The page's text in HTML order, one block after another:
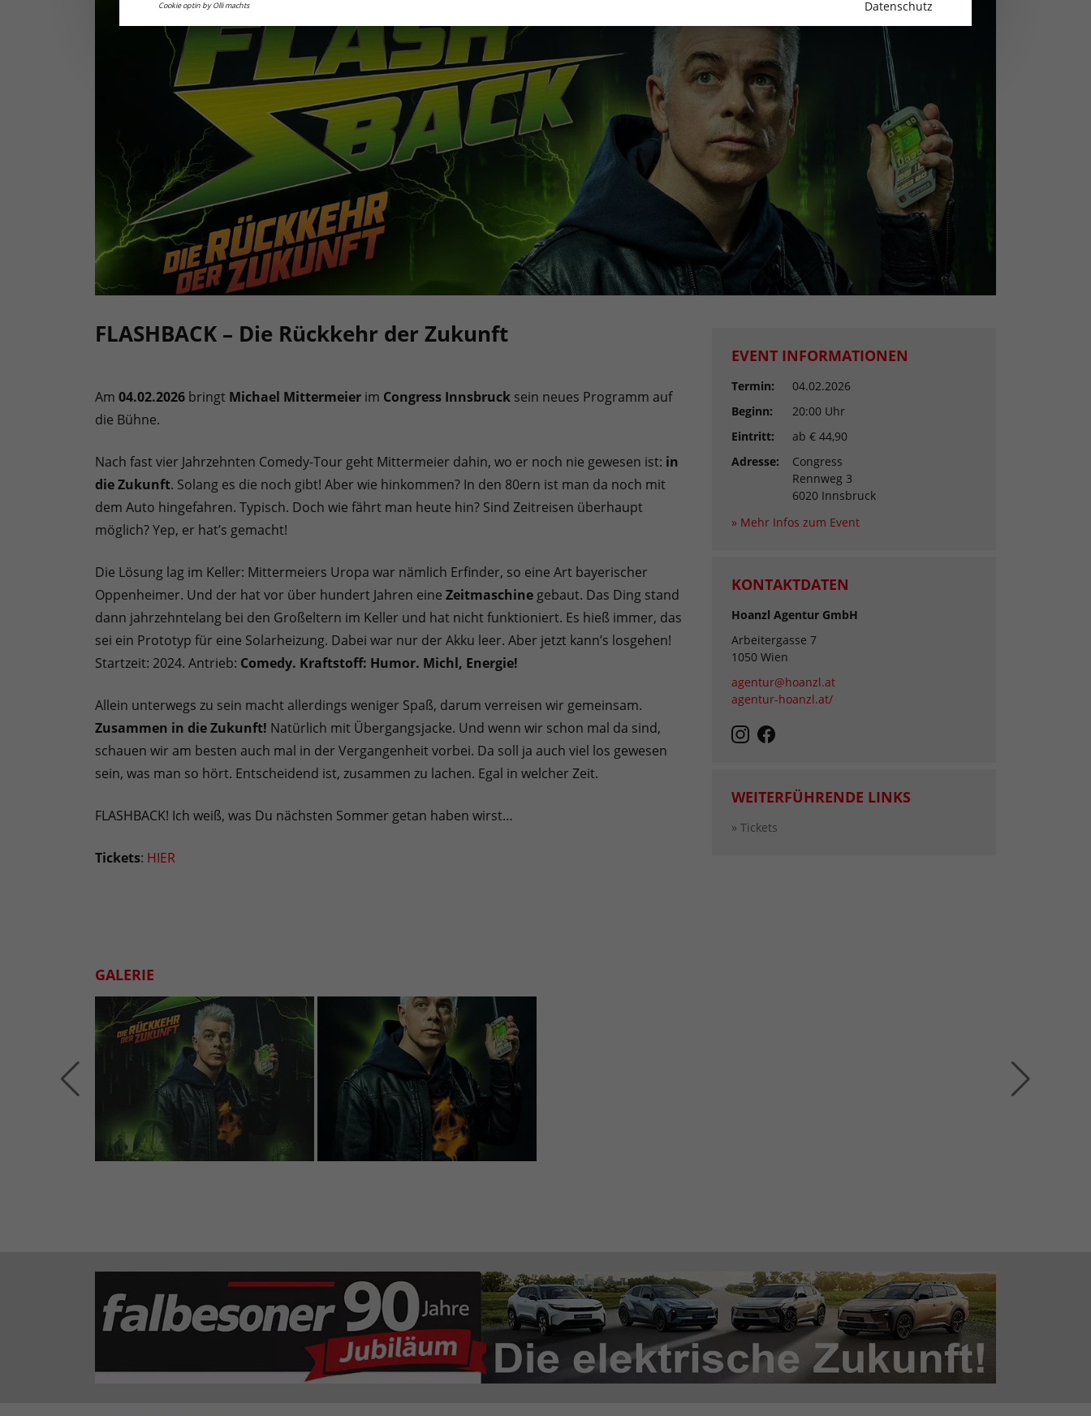
FLASHBACK – Die Rückkehr der Zukunft
Am 04.02.2026 bringt Michael Mittermeier im Congress Innsbruck sein neues Programm auf
die Bühne.
Nach fast vier Jahrzehnten Comedy-Tour geht Mittermeier dahin, wo er noch nie gewesen ist: in
die Zukunft. Solang es die noch gibt! Aber wie hinkommen? In den 80ern ist man da noch mit
dem Auto hingefahren. Typisch. Doch wie fährt man heute hin? Sind Zeitreisen überhaupt
möglich? Yep, er hat’s gemacht!
Die Lösung lag im Keller: Mittermeiers Uropa war nämlich Erfinder, so eine Art bayerischer
Oppenheimer. Und der hat vor über hundert Jahren eine Zeitmaschine gebaut. Das Ding stand
dann jahrzehntelang bei den Großeltern im Keller und hat nicht funktioniert. Es hieß immer, das
sei ein Prototyp für eine Solarheizung. Dabei war nur der Akku leer. Aber jetzt kann’s losgehen!
Startzeit: 2024. Antrieb: Comedy. Kraftstoff: Humor. Michl, Energie!
Allein unterwegs zu sein macht allerdings weniger Spaß, darum verreisen wir gemeinsam.
Zusammen in die Zukunft! Natürlich mit Übergangsjacke. Und wenn wir schon mal da sind,
schauen wir am besten auch mal in der Vergangenheit vorbei. Da soll ja auch viel los gewesen
sein, was man so hört. Entscheidend ist, zusammen zu lachen. Egal in welcher Zeit.
FLASHBACK! Ich weiß, was Du nächsten Sommer getan haben wirst…
Tickets: HIER
EVENT INFORMATIONEN
Termin:
04.02.2026
Beginn:
20:00 Uhr
Eintritt:
ab € 44,90
Adresse:
Congress
Rennweg 3
6020 Innsbruck
» Mehr Infos zum Event
KONTAKTDATEN
Hoanzl Agentur GmbH
Arbeitergasse 7
1050 Wien
agentur@hoanzl.at
agentur-hoanzl.at/
WEITERFÜHRENDE LINKS
» Tickets
GALERIE
Cookie optin by Olli machts Datenschutz